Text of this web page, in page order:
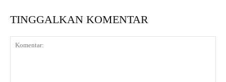
TINGGALKAN KOMENTAR